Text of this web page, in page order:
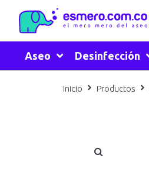
Aseo Desinfección
Inicio Productos